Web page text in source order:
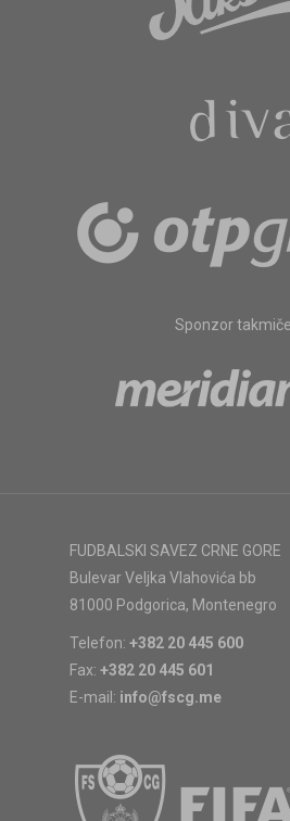
Sponzor
FUDBALSKI SAVEZ CRNE GORE
Bulevar Veljka Vlahovića bb
81000 Podgorica, Montenegro
Telefon: +382 20 445 600
Fax: +382 20 445 601
E-mail: info@fscg.me